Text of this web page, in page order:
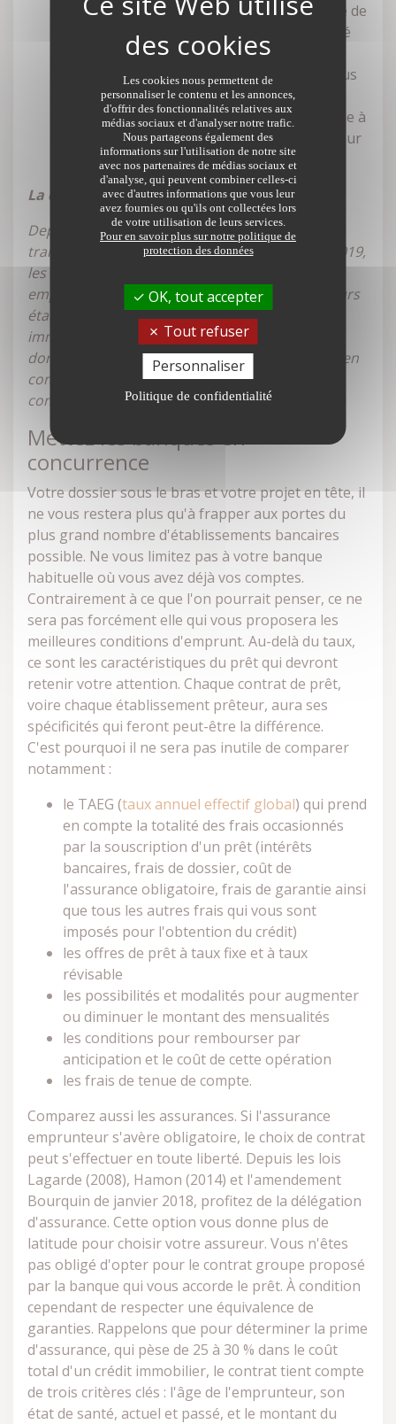
capacités financières et vos besoins. Inutile de
voir trop grand, trop atypique, trop éloigné
de tout… Un appartement bien situé, dans
une grande ville ou à proximité, séduira plus
qu'une vieille maison au fond des bois
nécessitant de lourds travaux. Un bien facile à
revendre sera un atout supplémentaire pour
rassurer l'établissement prêteur.
La domiciliation de revenus
Depuis la loi relative à la croissance et la
transformation des entreprises (loi Pacte) de 2019,
les banques ne peuvent plus imposer aux
emprunteurs de transférer leur salaire dans leurs
établissements lorsqu'elles octroient un crédit
immobilier. La domiciliation des revenus fait
dorénavant partie des arguments pour mettre en
concurrence les banques et négocier les
conditions d'emprunt.
Mettez les banques en
concurrence
Votre dossier sous le bras et votre projet en tête, il
ne vous restera plus qu'à frapper aux portes du
plus grand nombre d'établissements bancaires
possible. Ne vous limitez pas à votre banque
habituelle où vous avez déjà vos comptes.
Contrairement à ce que l'on pourrait penser, ce ne
sera pas forcément elle qui vous proposera les
meilleures conditions d'emprunt. Au-delà du taux,
ce sont les caractéristiques du prêt qui devront
retenir votre attention. Chaque contrat de prêt,
voire chaque établissement prêteur, aura ses
spécificités qui feront peut-être la différence.
C'est pourquoi il ne sera pas inutile de comparer
notamment :
le TAEG (taux annuel effectif global) qui prend
en compte la totalité des frais occasionnés
par la souscription d'un prêt (intérêts
bancaires, frais de dossier, coût de
l'assurance obligatoire, frais de garantie ainsi
que tous les autres frais qui vous sont
imposés pour l'obtention du crédit)
les offres de prêt à taux fixe et à taux
révisable
les possibilités et modalités pour augmenter
ou diminuer le montant des mensualités
les conditions pour rembourser par
anticipation et le coût de cette opération
les frais de tenue de compte.
Comparez aussi les assurances. Si l'assurance
emprunteur s'avère obligatoire, le choix de contrat
peut s'effectuer en toute liberté. Depuis les lois
Lagarde (2008), Hamon (2014) et l'amendement
Bourquin de janvier 2018, profitez de la délégation
d'assurance. Cette option vous donne plus de
latitude pour choisir votre assureur. Vous n'êtes
pas obligé d'opter pour le contrat groupe proposé
par la banque qui vous accorde le prêt. À condition
cependant de respecter une équivalence de
garanties. Rappelons que pour déterminer la prime
d'assurance, qui pèse de 25 à 30 % dans le coût
total d'un crédit immobilier, le contrat tient compte
de trois critères clés : l'âge de l'emprunteur, son
état de santé, actuel et passé, et le montant du
Les cookies nous permettent de
personnaliser le contenu et les annonces,
d'offrir des fonctionnalités relatives aux
médias sociaux et d'analyser notre trafic.
Nous partageons également des
informations sur l'utilisation de notre site
avec nos partenaires de médias sociaux et
d'analyse, qui peuvent combiner celles-ci
avec d'autres informations que vous leur
avez fournies ou qu'ils ont collectées lors
de votre utilisation de leurs services.
Pour en savoir plus sur notre politique de
protection des données
OK, tout accepter
Tout refuser
Personnaliser
Politique de confidentialité